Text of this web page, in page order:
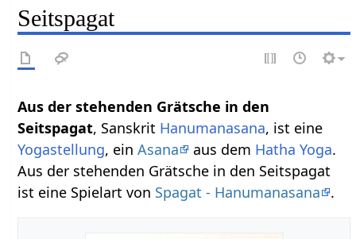
Seitspagat
Aus der stehenden Grätsche in den
Seitspagat, Sanskrit Hanumanasana, ist eine
Yogastellung, einAsana aus dem Hatha Yoga.
Aus der stehenden Grätsche in den Seitspagat
ist eine Spielart von Spagat - Hanumanasana .